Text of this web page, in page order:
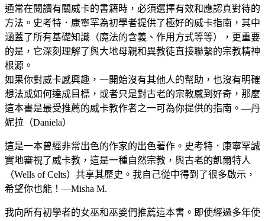
通常在閱讀有關威卡的書籍時，必須選擇有效和應認真對待的
方法。史考特．康寧罕為初學者提供了極好的威卡指南，其中
涵蓋了所有基礎知識（魔法的含義、作用方式等等），更重要
的是，它深刻理解了與大地母親和異教徒直接聯繫的宗教精神
根源。
如果你對威卡感興趣，一開始沒有其他人的幫助，也沒有明確
想法或如何達成目標，或者只是對古老的宗教感到好奇，那麼
這本書是最受推薦的威卡教作者之一可為你提供的指南。—丹
妮拉（Daniela）
這是一本曾經非常出色的作家的出色著作。史考特．康寧罕誠
實地審視了威卡教，這是一種自然宗教，與古老的凱爾特人
（Wells of Celts）共享其歷史。我自己從中得到了很多啟示，
希望你也能！—Misha M.
我向所有初學者的女巫和巫婆們推薦這本書。即使經過多年使